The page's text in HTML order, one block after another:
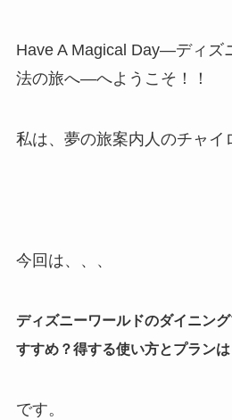
Have A Magical Day―ディズ
法の旅へ―へようこそ！！
私は、夢の旅案内人のチャイ
今回は、、、
ディズニーワールドのダイニン
すすめ？得する使い方とプランは
です。